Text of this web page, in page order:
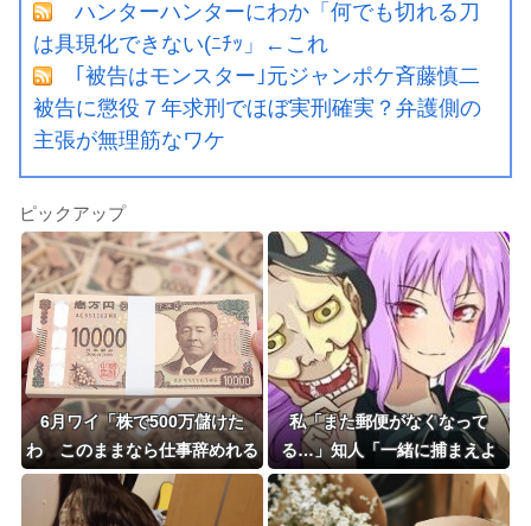
ハンターハンターにわか「何でも切れる刀
は具現化できない(ﾆﾁｯ」←これ
｢被告はモンスター｣元ジャンポケ斉藤慎二
被告に懲役７年求刑でほぼ実刑確実？弁護側の
主張が無理筋なワケ
ピックアップ
6月ワイ「株で500万儲けた
わ このままなら仕事辞めれる
かも」→２ヶ月後...
私「また郵便がなくなって
る…」知人「一緒に捕まえよ
う」→おとりを仕掛けたら泥奥
がまんまと引っかかり…